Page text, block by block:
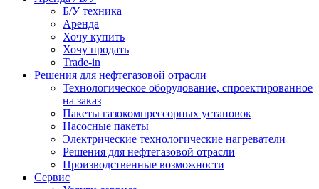
Б/У техника
Аренда
Хочу купить
Хочу продать
Trade-in
Решения для нефтегазовой отрасли
Технологическое оборудование, спроектированное
на заказ
Пакеты газокомпрессорных установок
Насосные пакеты
Электрические технологические нагреватели
Решения для нефтегазовой отрасли
Производственные возможности
Сервис